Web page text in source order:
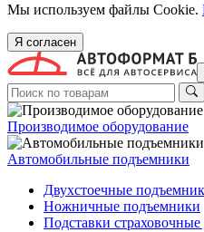
Мы используем файлы Cookie.
Я согласен
Производимое оборудование
Автомобильные подъемники
Двухстоечные
Ножничные подъемники
Подставки